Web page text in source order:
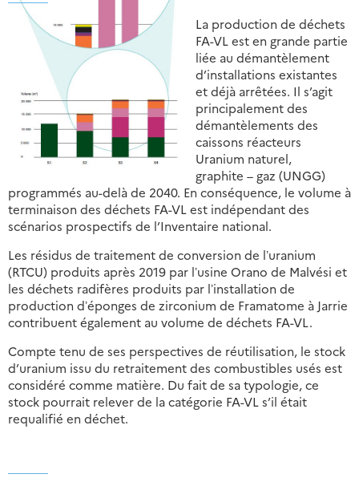
La production de déchets
FA-VL est en grande partie
liée au démantèlement
d’installations existantes
et déjà arrêtées. Il s’agit
principalement des
démantèlements des
caissons réacteurs
Uranium naturel,
graphite – gaz (UNGG)
programmés au-delà de 2040. En conséquence, le volume à
terminaison des déchets FA-VL est indépendant des
scénarios prospectifs de l’Inventaire national.
Les résidus de traitement de conversion de lʼuranium
(RTCU) produits après 2019 par lʼusine Orano de Malvési et
les déchets radifères produits par lʼinstallation de
production dʼéponges de zirconium de Framatome à Jarrie
contribuent également au volume de déchets FA-VL.
Compte tenu de ses perspectives de réutilisation, le stock
d’uranium issu du retraitement des combustibles usés est
considéré comme matière. Du fait de sa typologie, ce
stock pourrait relever de la catégorie FA-VL s’il était
requalifié en déchet.